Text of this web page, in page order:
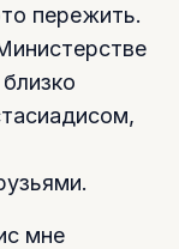
пережить.
мне